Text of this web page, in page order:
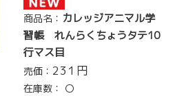
商品名： カレッジアニマル学
習帳 れんらくちょうタテ10
行マス目
売価： 231 円
在庫数： 〇